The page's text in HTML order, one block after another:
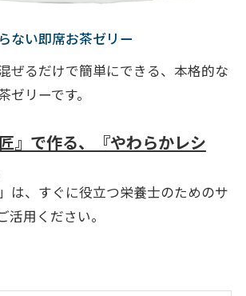
ない即席お茶ゼリー
ぜるだけで簡単にできる、本格的な
ゼリーです。
』で作る、『やわらかレシ
は、すぐに役立つ栄養士のためのサ
活用ください。